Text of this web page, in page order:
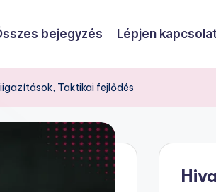
bejegyzés Lépjen
Taktikai fejlődés